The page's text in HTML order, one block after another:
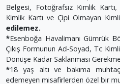
Belgesi, Fotoğrafsız Kimlik Kartı,
Kimlik Kartı ve Çipi Olmayan
edilemez.
*Esenboğa Havalimanı Gümrük
Çıkış Formunun Ad-Soyad, Tc
Dönüşe Kadar Saklanması
*18 yaş altı ve bakıma
edemeyen misafirlerden özel bir